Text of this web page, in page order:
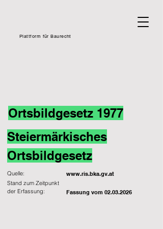
Plattform für Baurecht
Ortsbildgesetz 1977
Steiermärkisches
Ortsbildgesetz
Quelle: www.ris.bka.gv.at
Fassung vom 02.03.2026
Stand zum Zeitpunkt
der Erfassung: